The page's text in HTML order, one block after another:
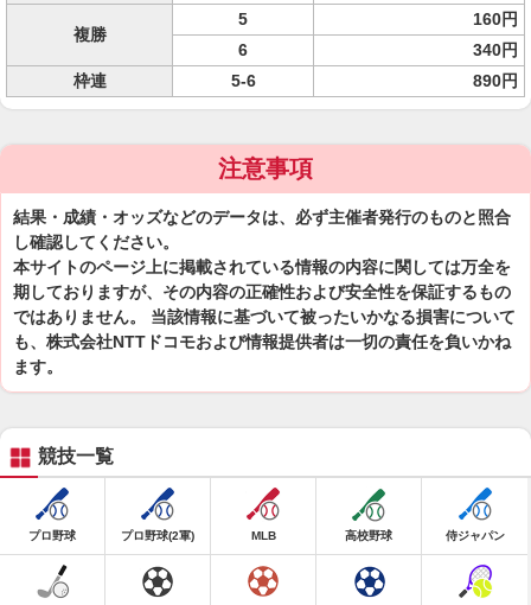
複勝
5
160円
6
340円
枠連
5-6 890円
注意事項
結果・成績・オッズなどのデータは、必ず主催者発行のものと照合
し確認してください。
本サイトのページ上に掲載されている情報の内容に関しては万全を
期しておりますが、その内容の正確性および安全性を保証するもの
ではありません。 当該情報に基づいて被ったいかなる損害について
も、株式会社NTTドコモおよび情報提供者は一切の責任を負いかね
ます。
競技一覧
プロ野球 プロ野球(2軍) MLB 高校野球 侍ジャパン